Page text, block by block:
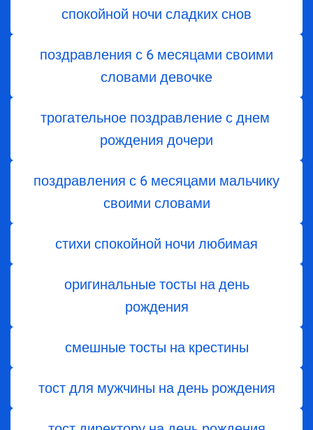
спокойной ночи сладких снов
поздравления с 6 месяцами своими
словами девочке
трогательное поздравление с днем ​​
рождения дочери
поздравления с 6 месяцами мальчику
своими словами
стихи спокойной ночи любимая
оригинальные тосты на день
рождения
смешные тосты на крестины
тост для мужчины на день рождения